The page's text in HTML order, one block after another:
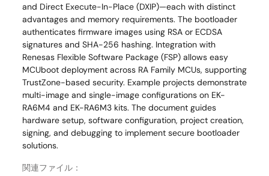
and Direct Execute-In-Place (DXIP)—each with distinct
advantages and memory requirements. The bootloader
authenticates firmware images using RSA or ECDSA
signatures and SHA-256 hashing. Integration with
Renesas Flexible Software Package (FSP) allows easy
MCUboot deployment across RA Family MCUs, supporting
TrustZone-based security. Example projects demonstrate
multi-image and single-image configurations on EK-
RA6M4 and EK-RA6M3 kits. The document guides
hardware setup, software configuration, project creation,
signing, and debugging to implement secure bootloader
solutions.
関連ファイル：